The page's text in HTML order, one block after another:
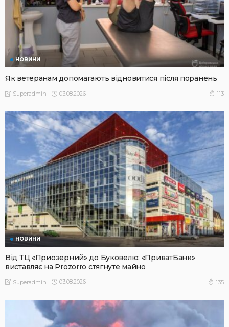
НОВИНИ
Як ветеранам допомагають відновитися після поранень
Superadmin 03.08.2026 113
НОВИНИ
Від ТЦ «Приозерний» до Буковелю: «ПриватБанк»
виставляє на Prozorro стягнуте майно
Superadmin 03.08.2026 135